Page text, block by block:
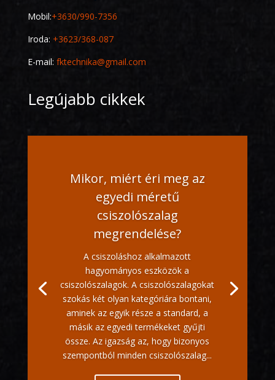
Mobil:+3630/990-7356
Iroda: +3623/368-087
E-mail: fktechnika@gmail.com
Legújabb cikkek
Mikor, miért éri meg az
egyedi méretű
csiszolószalag
megrendelése?
A csiszoláshoz alkalmazott
hagyományos eszközök a
csiszolószalagok. A csiszolószalagokat
szokás két olyan kategóriára bontani,
aminek az egyik része a standard, a
másik az egyedi termékeket gyűjti
össze. Az igazság az, hogy bizonyos
szempontból minden csiszolószalag...